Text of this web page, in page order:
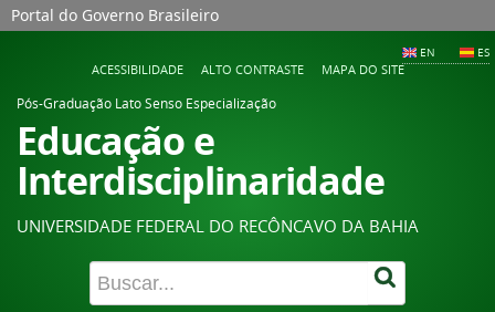
Portal do Governo Brasileiro
EN ES
ACESSIBILIDADE ALTO CONTRASTE MAPA DO SITE
Pós-Graduação Lato Senso Especialização
Educação e
Interdisciplinaridade
UNIVERSIDADE FEDERAL DO RECÔNCAVO DA BAHIA